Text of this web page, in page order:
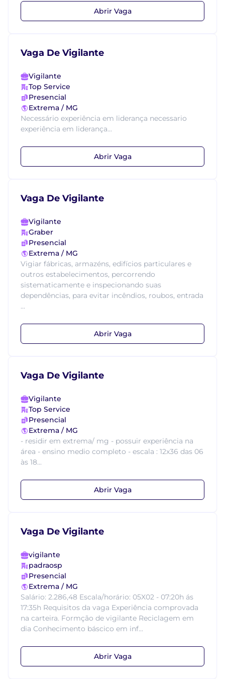
Abrir Vaga
Vaga De Vigilante
Vigilante
Top Service
Presencial
Extrema / MG
Necessário experiência em liderança necessario
experiência em liderança...
Abrir Vaga
Vaga De Vigilante
Vigilante
Graber
Presencial
Extrema / MG
Vigiar fábricas, armazéns, edifícios particulares e
outros estabelecimentos, percorrendo
sistematicamente e inspecionando suas
dependências, para evitar incêndios, roubos, entrada
...
Abrir Vaga
Vaga De Vigilante
Vigilante
Top Service
Presencial
Extrema / MG
- residir em extrema/ mg - possuir experiência na
área - ensino medio completo - escala : 12x36 das 06
às 18...
Abrir Vaga
Vaga De Vigilante
vigilante
padraosp
Presencial
Extrema / MG
Salário: 2.286,48 Escala/horário: 05X02 - 07:20h ás
17:35h Requisitos da vaga Experiência comprovada
na carteira. Formção de vigilante Reciclagem em
dia Conhecimento báscico em inf...
Abrir Vaga